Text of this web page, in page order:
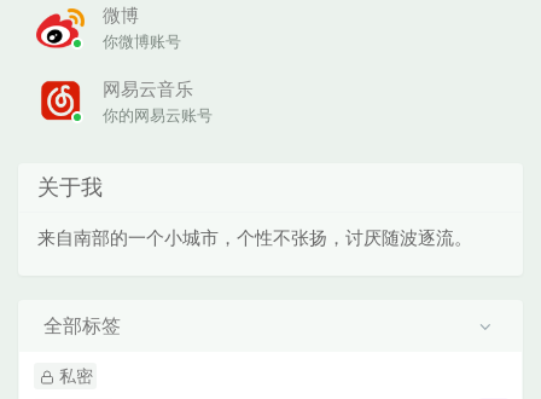
微博
你微博账号
网易云音乐
你的网易云账号
关于我
来自南部的一个小城市，个性不张扬，讨厌随波逐流。
全部标签
私密